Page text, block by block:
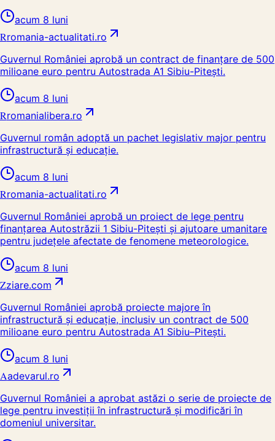
acum 8 luni
Rromania-actualitati.ro
Guvernul României aprobă un contract de finanțare de 500
milioane euro pentru Autostrada A1 Sibiu-Pitești.
acum 8 luni
Rromanialibera.ro
Guvernul român adoptă un pachet legislativ major pentru
infrastructură și educație.
acum 8 luni
Rromania-actualitati.ro
Guvernul României aprobă un proiect de lege pentru
finanțarea Autostrăzii 1 Sibiu-Pitești și ajutoare umanitare
pentru județele afectate de fenomene meteorologice.
acum 8 luni
Zziare.com
Guvernul României aprobă proiecte majore în
infrastructură și educație, inclusiv un contract de 500
milioane euro pentru Autostrada A1 Sibiu–Pitești.
acum 8 luni
Aadevarul.ro
Guvernul României a aprobat astăzi o serie de proiecte de
lege pentru investiții în infrastructură și modificări în
domeniul universitar.